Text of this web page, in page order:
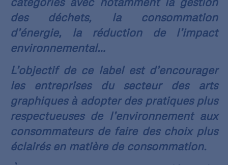
des déchets, la consommation
d’énergie, la réduction de l’impact
environnemental…
L’objectif de ce label est d’encourager
les entreprises du secteur des arts
graphiques à adopter des pratiques plus
respectueuses de l’environnement aux
consommateurs de faire des choix plus
éclairés en matière de consommation.